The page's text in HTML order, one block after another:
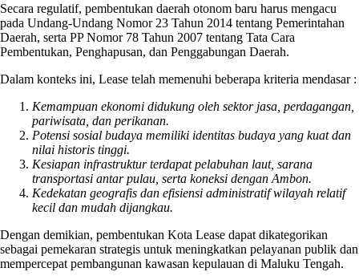
Secara regulatif, pembentukan daerah otonom baru harus mengacu
pada Undang-Undang Nomor 23 Tahun 2014 tentang Pemerintahan
Daerah, serta PP Nomor 78 Tahun 2007 tentang Tata Cara
Pembentukan, Penghapusan, dan Penggabungan Daerah.
Dalam konteks ini, Lease telah memenuhi beberapa kriteria mendasar :
Kemampuan ekonomi didukung oleh sektor jasa, perdagangan,
pariwisata, dan perikanan.
Potensi sosial budaya memiliki identitas budaya yang kuat dan
nilai historis tinggi.
Kesiapan infrastruktur terdapat pelabuhan laut, sarana
transportasi antar pulau, serta koneksi dengan Ambon.
Kedekatan geografis dan efisiensi administratif wilayah relatif
kecil dan mudah dijangkau.
Dengan demikian, pembentukan Kota Lease dapat dikategorikan
sebagai pemekaran strategis untuk meningkatkan pelayanan publik dan
mempercepat pembangunan kawasan kepulauan di Maluku Tengah.